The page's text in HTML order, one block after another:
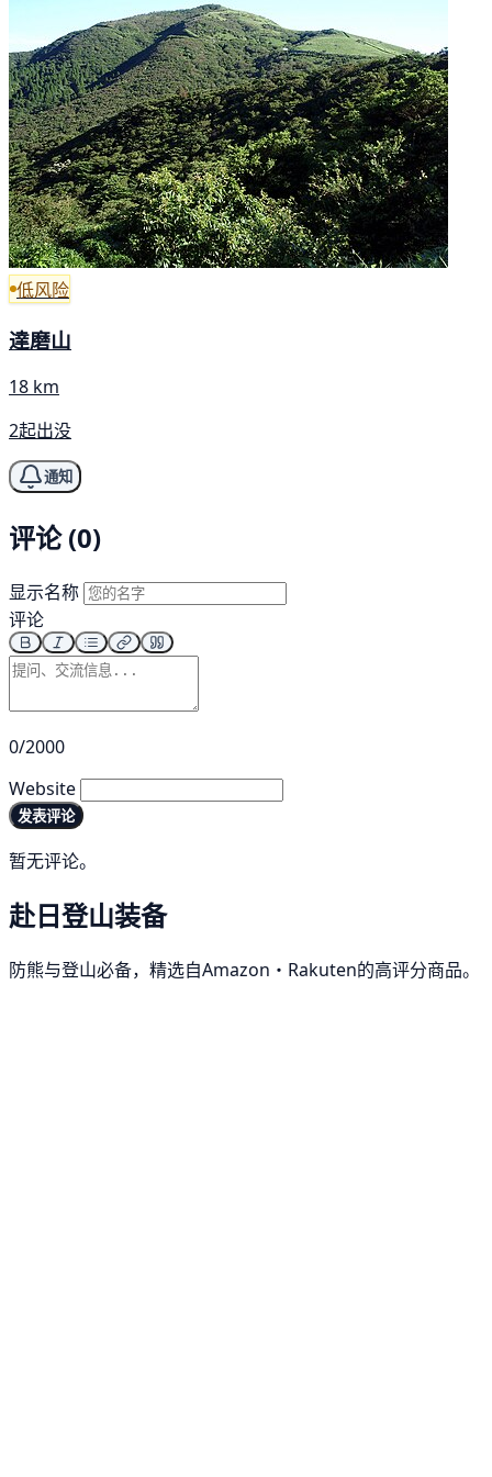
低风险
達磨山
18 km
2起出没
通知
评论 (0)
显示名称
评论
0/2000
Website
发表评论
暂无评论。
赴日登山装备
防熊与登山必备，精选自Amazon・Rakuten的高评分商品。